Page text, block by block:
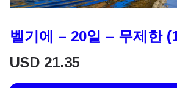
벨기에 – 20일 – 무제한
USD 21.35